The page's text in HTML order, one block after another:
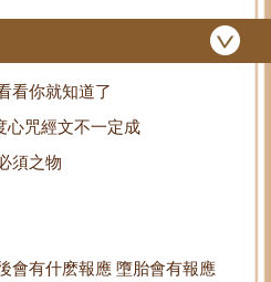
看你就知道了
心咒經文不一定成
須之物
會有什麽報應 墮胎會有報應